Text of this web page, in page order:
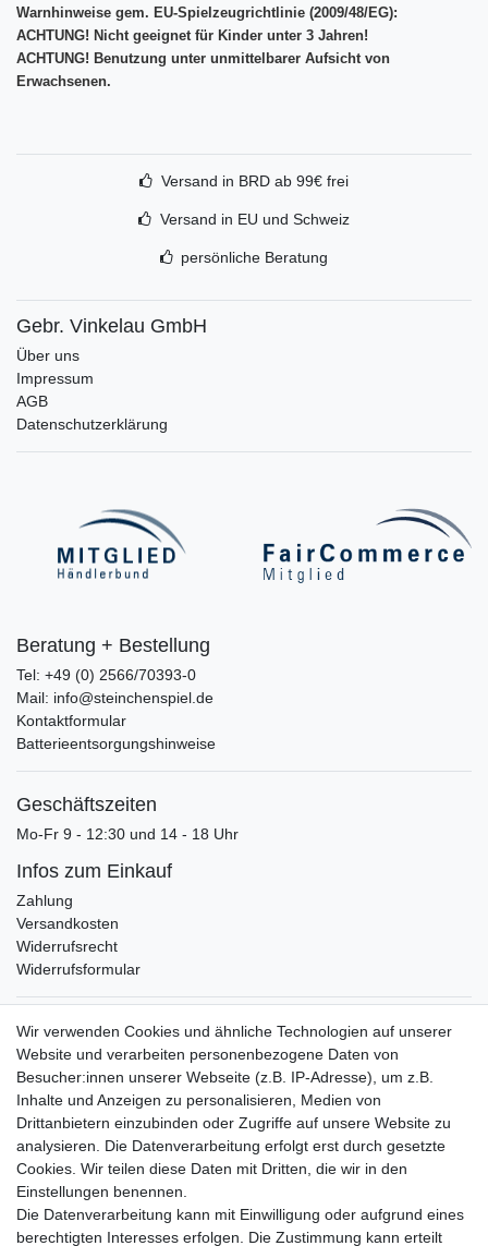
Warnhinweise gem. EU-Spielzeugrichtlinie (2009/48/EG):
ACHTUNG! Nicht geeignet für Kinder unter 3 Jahren!
ACHTUNG! Benutzung unter unmittelbarer Aufsicht von
Erwachsenen.
Versand in BRD ab 99€ frei
Versand in EU und Schweiz
persönliche Beratung
Gebr. Vinkelau GmbH
Über uns
Impressum
AGB
Datenschutzerklärung
Beratung + Bestellung
Tel: +49 (0) 2566/70393-0
Mail: info@steinchenspiel.de
Kontaktformular
Batterieentsorgungshinweise
Geschäftszeiten
Mo-Fr 9 - 12:30 und 14 - 18 Uhr
Infos zum Einkauf
Zahlung
Versandkosten
Widerrufsrecht
Widerrufsformular
Verpackungslizenz
bei der Landbell AG
Zahlungsarten
Vorabüberweisung
Rechnungskauf
Zahlung bei Abholung
PayPal (inkl. Kreditkarten)
Wir verwenden Cookies und ähnliche Technologien auf unserer
Website und verarbeiten personenbezogene Daten von
Besucher:innen unserer Webseite (z.B. IP-Adresse), um z.B.
Inhalte und Anzeigen zu personalisieren, Medien von
Drittanbietern einzubinden oder Zugriffe auf unsere Website zu
analysieren. Die Datenverarbeitung erfolgt erst durch gesetzte
Cookies. Wir teilen diese Daten mit Dritten, die wir in den
Einstellungen benennen.
Die Datenverarbeitung kann mit Einwilligung oder aufgrund eines
berechtigten Interesses erfolgen. Die Zustimmung kann erteilt